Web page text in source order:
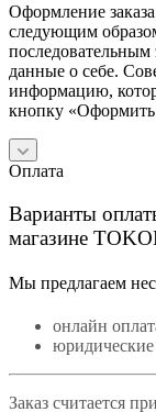
Оформление
следующим
последовательным
данные о себе.
информацию,
кнопку «Оформить
Оплата
Варианты
магазине
Мы предлагаем
онлайн
юридические
Заказ считается